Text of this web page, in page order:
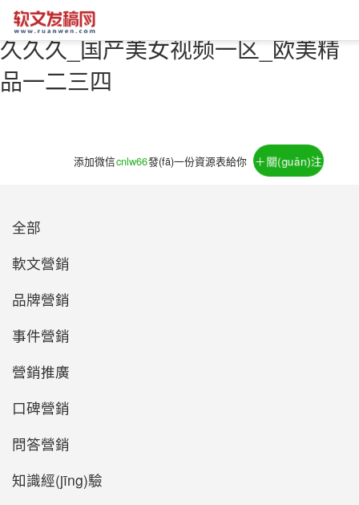
亚洲va中文字幕_伊人久久久久久久
久久久_国产美女视频一区_欧美精
品一二三四
添加微信cnlw66發(fā)一份資源表給你 ＋關(guān)注
全部
軟文營銷
品牌營銷
事件營銷
營銷推廣
口碑營銷
問答營銷
知識經(jīng)驗